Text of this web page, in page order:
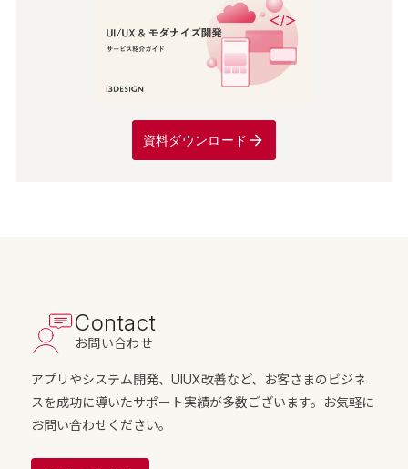
資料ダウンロード
Contact
お問い合わせ
アプリやシステム開発、UIUX改善など、お客さまのビジネ
スを成功に導いたサポート実績が多数ございます。お気軽に
お問い合わせください。